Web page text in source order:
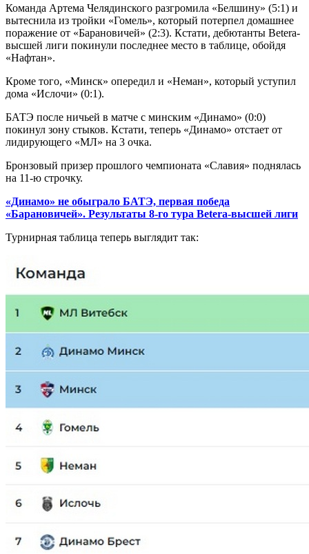
Команда Артема Челядинского разгромила «Белшину» (5:1) и
вытеснила из тройки «Гомель», который потерпел домашнее
поражение от «Барановичей» (2:3). Кстати, дебютанты Betera-
высшей лиги покинули последнее место в таблице, обойдя
«Нафтан».
Кроме того, «Минск» опередил и «Неман», который уступил
дома «Ислочи» (0:1).
БАТЭ после ничьей в матче с минским «Динамо» (0:0)
покинул зону стыков. Кстати, теперь «Динамо» отстает от
лидирующего «МЛ» на 3 очка.
Бронзовый призер прошлого чемпионата «Славия» поднялась
на 11-ю строчку.
«Динамо» не обыграло БАТЭ, первая победа
«Барановичей». Результаты 8-го тура Betera-высшей лиги
Турнирная таблица теперь выглядит так: